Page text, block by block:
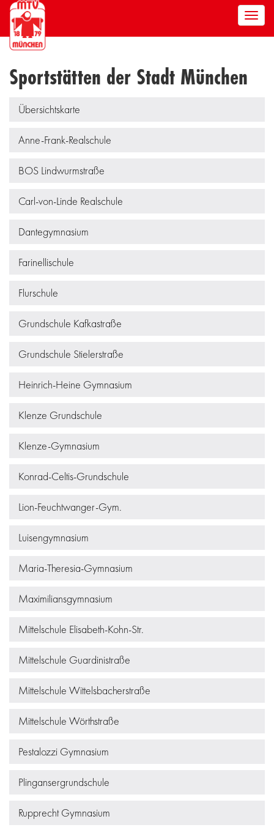
Sportstätten der Stadt München
Übersichtskarte
Anne-Frank-Realschule
BOS Lindwurmstraße
Carl-von-Linde Realschule
Dantegymnasium
Farinellischule
Flurschule
Grundschule Kafkastraße
Grundschule Stielerstraße
Heinrich-Heine Gymnasium
Klenze Grundschule
Klenze-Gymnasium
Konrad-Celtis-Grundschule
Lion-Feuchtwanger-Gym.
Luisengymnasium
Maria-Theresia-Gymnasium
Maximiliansgymnasium
Mittelschule Elisabeth-Kohn-Str.
Mittelschule Guardinistraße
Mittelschule Wittelsbacherstraße
Mittelschule Wörthstraße
Pestalozzi Gymnasium
Plingansergrundschule
Rupprecht Gymnasium